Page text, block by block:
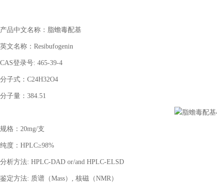
产品中文名称： 脂蟾毒配基
英文名称： Resibufogenin
CAS登录号: 465-39-4
分子式： C24H32O4
分子量： 384.51
规格： 20mg/支
纯度： HPLC≥98%
分析方法: HPLC-DAD or/and HPLC-ELSD
鉴定方法: 质谱（Mass）, 核磁（NMR）